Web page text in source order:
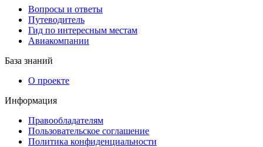
Вопросы и ответы
Путеводитель
Гид по интересным местам
Авиакомпании
База знаний
О проекте
Информация
Правообладателям
Пользовательское соглашение
Политика конфиденциальности